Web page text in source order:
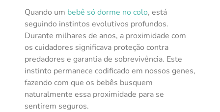
Quando um bebê só dorme no colo, está
seguindo instintos evolutivos profundos.
Durante milhares de anos, a proximidade com
os cuidadores significava proteção contra
predadores e garantia de sobrevivência. Este
instinto permanece codificado em nossos genes,
fazendo com que os bebês busquem
naturalmente essa proximidade para se
sentirem seguros.